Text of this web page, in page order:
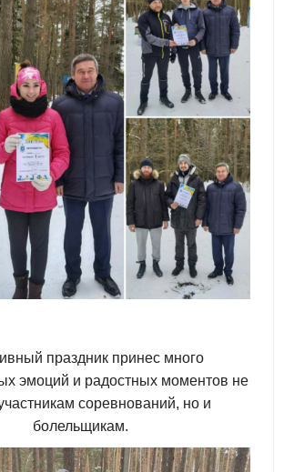
праздник принес много
эмоций и радостных моментов не
соревнований, но и
болельщикам.